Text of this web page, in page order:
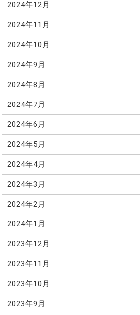
2024年12月
2024年11月
2024年10月
2024年9月
2024年8月
2024年7月
2024年6月
2024年5月
2024年4月
2024年3月
2024年2月
2024年1月
2023年12月
2023年11月
2023年10月
2023年9月